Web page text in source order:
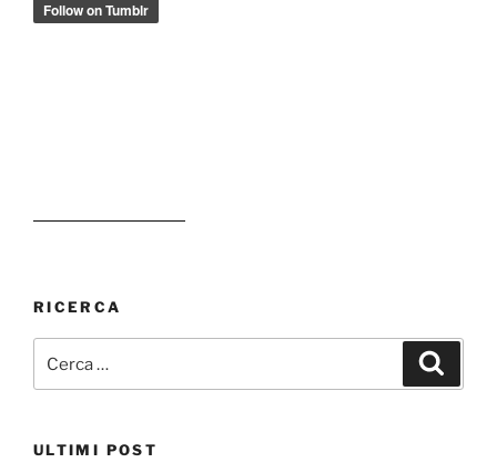
RICERCA
ULTIMI POST